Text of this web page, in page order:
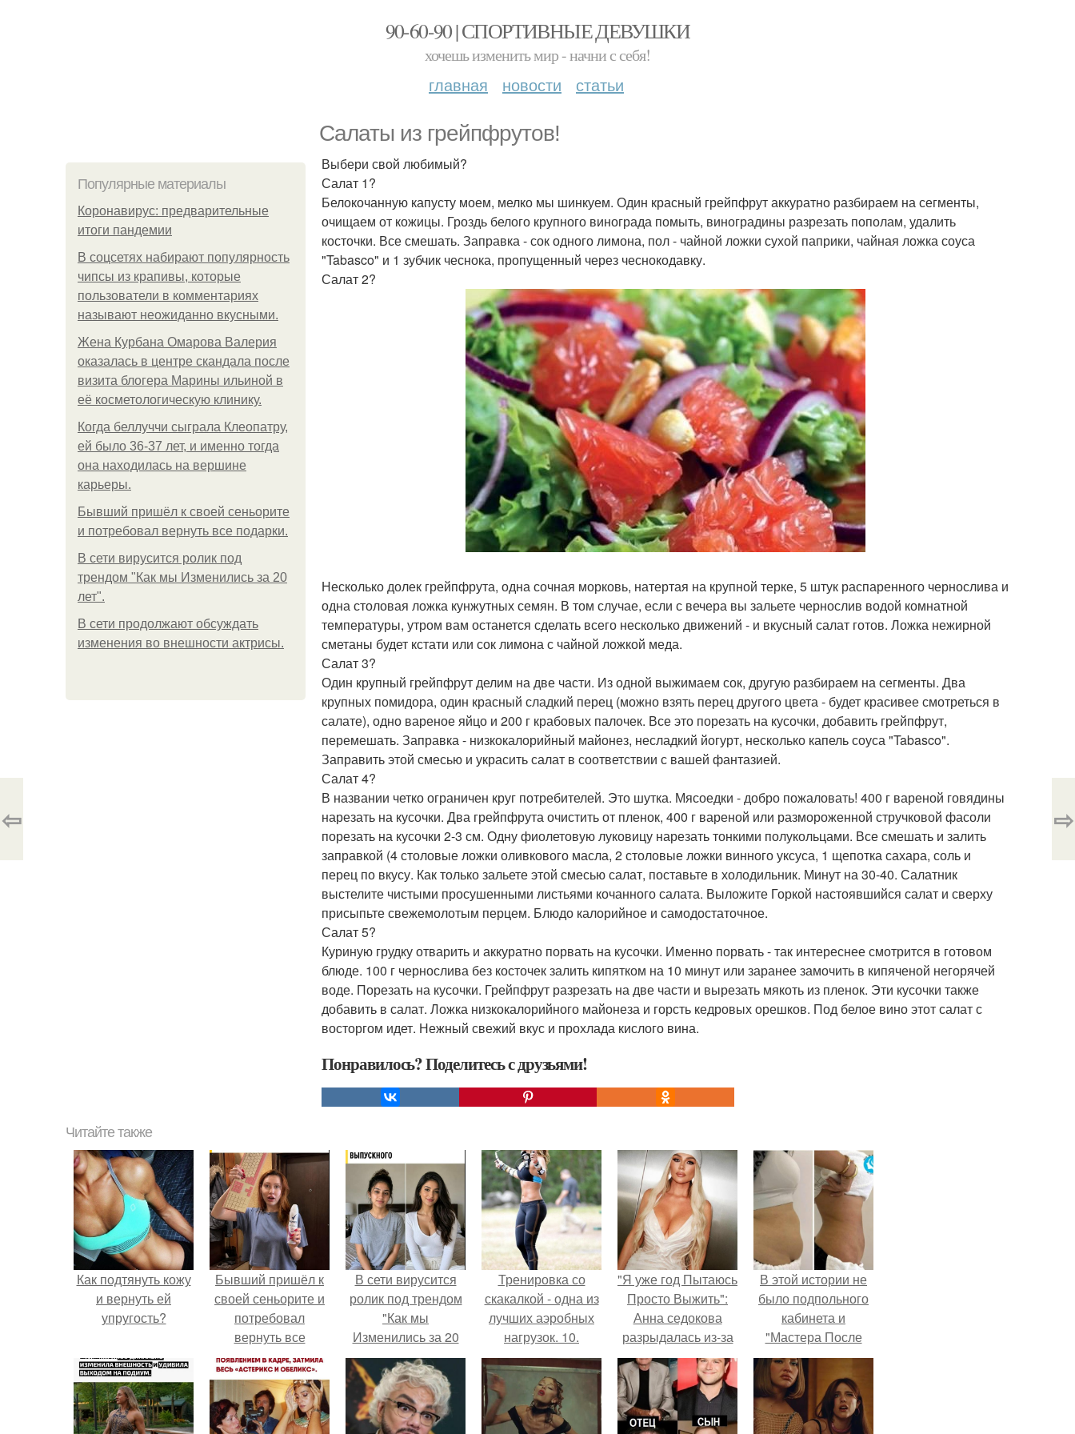
90-60-90 | СПОРТИВНЫЕ ДЕВУШКИ
хочешь изменить мир - начни с себя!
главная новости статьи
Салаты из грейпфрутов!
Популярные материалы
Коронавирус: предварительные
итоги пандемии
В соцсетях набирают популярность
чипсы из крапивы, которые
пользователи в комментариях
называют неожиданно вкусными.
Жена Курбана Омарова Валерия
оказалась в центре скандала после
визита блогера Марины ильиной в
её косметологическую клинику.
Когда беллуччи сыграла Клеопатру,
ей было 36-37 лет, и именно тогда
она находилась на вершине
карьеры.
Бывший пришёл к своей сеньорите
и потребовал вернуть все подарки.
В сети вирусится ролик под
трендом "Как мы Изменились за 20
лет".
В сети продолжают обсуждать
изменения во внешности актрисы.
Выбери свой любимый?
Салат 1?
Белокочанную капусту моем, мелко мы шинкуем. Один красный грейпфрут аккуратно разбираем на сегменты,
очищаем от кожицы. Гроздь белого крупного винограда помыть, виноградины разрезать пополам, удалить
косточки. Все смешать. Заправка - сок одного лимона, пол - чайной ложки сухой паприки, чайная ложка соуса
"Tabasco" и 1 зубчик чеснока, пропущенный через чеснокодавку.
Салат 2?
Несколько долек грейпфрута, одна сочная морковь, натертая на крупной терке, 5 штук распаренного чернослива и
одна столовая ложка кунжутных семян. В том случае, если с вечера вы зальете чернослив водой комнатной
температуры, утром вам останется сделать всего несколько движений - и вкусный салат готов. Ложка нежирной
сметаны будет кстати или сок лимона с чайной ложкой меда.
Салат 3?
Один крупный грейпфрут делим на две части. Из одной выжимаем сок, другую разбираем на сегменты. Два
крупных помидора, один красный сладкий перец (можно взять перец другого цвета - будет красивее смотреться в
салате), одно вареное яйцо и 200 г крабовых палочек. Все это порезать на кусочки, добавить грейпфрут,
перемешать. Заправка - низкокалорийный майонез, несладкий йогурт, несколько капель соуса "Tabasco".
Заправить этой смесью и украсить салат в соответствии с вашей фантазией.
Салат 4?
В названии четко ограничен круг потребителей. Это шутка. Мясоедки - добро пожаловать! 400 г вареной говядины
нарезать на кусочки. Два грейпфрута очистить от пленок, 400 г вареной или размороженной стручковой фасоли
порезать на кусочки 2-3 см. Одну фиолетовую луковицу нарезать тонкими полукольцами. Все смешать и залить
заправкой (4 столовые ложки оливкового масла, 2 столовые ложки винного уксуса, 1 щепотка сахара, соль и
перец по вкусу. Как только зальете этой смесью салат, поставьте в холодильник. Минут на 30-40. Салатник
выстелите чистыми просушенными листьями кочанного салата. Выложите Горкой настоявшийся салат и сверху
присыпьте свежемолотым перцем. Блюдо калорийное и самодостаточное.
Салат 5?
Куриную грудку отварить и аккуратно порвать на кусочки. Именно порвать - так интереснее смотрится в готовом
блюде. 100 г чернослива без косточек залить кипятком на 10 минут или заранее замочить в кипяченой негорячей
воде. Порезать на кусочки. Грейпфрут разрезать на две части и вырезать мякоть из пленок. Эти кусочки также
добавить в салат. Ложка низкокалорийного майонеза и горсть кедровых орешков. Под белое вино этот салат с
восторгом идет. Нежный свежий вкус и прохлада кислого вина.
Понравилось? Поделитесь с друзьями!
⇦ ⇨
Читайте также
Как подтянуть кожу
и вернуть ей
упругость?
Бывший пришёл к
своей сеньорите и
потребовал
вернуть все
подарки.
В сети вирусится
ролик под трендом
"Как мы
Изменились за 20
лет".
Тренировка со
скакалкой - одна из
лучших аэробных
нагрузок. 10.
"Я уже год Пытаюсь
Просто Выжить":
Анна седокова
разрыдалась из-за
жесткой травли и
проклятий в сети.
В этой истории не
было подпольного
кабинета и
"Мастера После
Двухнедельных
Курсов".